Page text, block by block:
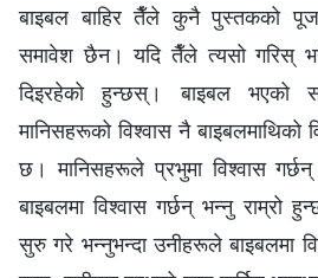
बाइबल बाहिर तैँले कुनै पुस्तकको
समावेश छैन। यदि तैँले त्यसो गरिस्
दिइरहेको हुन्छस्। बाइबल भएको
मानिसहरूको विश्‍वास नै बाइबलमाथिको
छ। मानिसहरूले प्रभुमा विश्‍वास
बाइबलमा विश्‍वास गर्छन् भन्नु राम्रो
सुरु गरे भन्नुभन्दा उनीहरूले बाइबलमा